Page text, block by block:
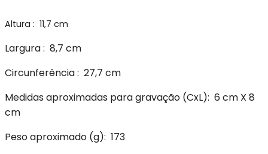
Altura : 11,7 cm
Largura: 8,7 cm
Circunferência: 27,7 cm
Medidas aproximadas para gravação (CxL): 6 cm X 8
cm
Peso aproximado (g): 173